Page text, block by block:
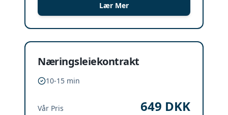
Lær Mer
Næringsleiekontrakt
10-15 min
Vår Pris 649 DKK